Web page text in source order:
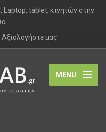
Laptop, tablet, κινητών στην
Αξιολογήστε μας
MENU